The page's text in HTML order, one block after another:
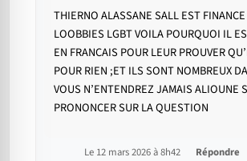
THIERNO ALASSANE SALL EST FINANCE
LOOBBIES LGBT VOILA POURQUOI IL
EN FRANCAIS POUR LEUR PROUVER
POUR RIEN ;ET ILS SONT NOMBREUX
VOUS N’ENTENDREZ JAMAIS ALIOUNE
PRONONCER SUR LA QUESTION
Le 12 mars 2026 à 8h42 Répondre